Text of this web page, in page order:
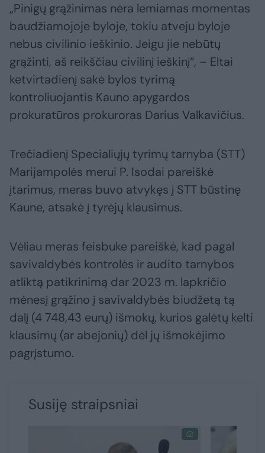
„Pinigų grąžinimas nėra lemiamas momentas
baudžiamojoje byloje, tokiu atveju byloje
nebus civilinio ieškinio. Jeigu jie nebūtų
grąžinti, aš reikščiau civilinį ieškinį“, – Eltai
ketvirtadienį sakė bylos tyrimą
kontroliuojantis Kauno apygardos
prokuratūros prokuroras Darius Valkavičius.
Trečiadienį Specialiųjų tyrimų tarnyba (STT)
Marijampolės merui P. Isodai pareiškė
įtarimus, meras buvo atvykęs į STT būstinę
Kaune, atsakė į tyrėjų klausimus.
Vėliau meras feisbuke pareiškė, kad pagal
savivaldybės kontrolės ir audito tarnybos
atliktą patikrinimą dar 2023 m. lapkričio
mėnesį grąžino į savivaldybės biudžetą tą
dalį (4 748,43 eurų) išmokų, kurios galėtų kelti
klausimų (ar abejonių) dėl jų išmokėjimo
pagrįstumo.
Susiję straipsniai